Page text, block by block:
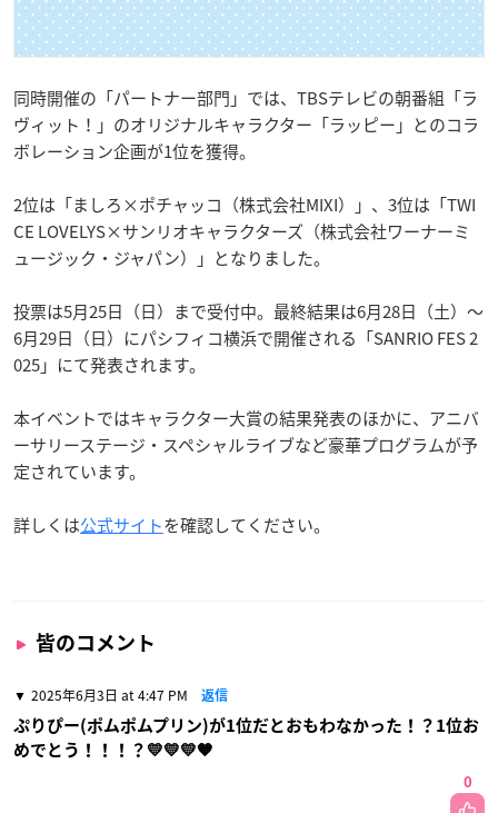
同時開催の「パートナー部門」では、TBSテレビの朝番組「ラ
ヴィット！」のオリジナルキャラクター「ラッピー」とのコラ
ボレーション企画が1位を獲得。
2位は「ましろ×ポチャッコ（株式会社MIXI）」、3位は「TWI
CE LOVELYS×サンリオキャラクターズ（株式会社ワーナーミ
ュージック・ジャパン）」となりました。
投票は5月25日（日）まで受付中。最終結果は6月28日（土）〜
6月29日（日）にパシフィコ横浜で開催される「SANRIO FES 2
025」にて発表されます。
本イベントではキャラクター大賞の結果発表のほかに、アニバ
ーサリーステージ・スペシャルライブなど豪華プログラムが予
定されています。
詳しくは公式サイトを確認してください。
皆のコメント
2025年6月3日 at 4:47 PM 返信
ぷりぴー(ポムポムプリン)が1位だとおもわなかった！？1位お
めでとう！！！？💛💛💛🧡
0